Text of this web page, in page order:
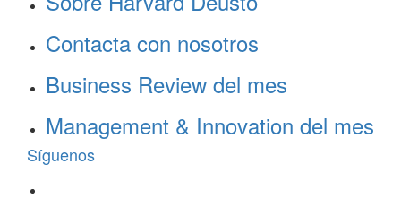
Contacta con nosotros
Business Review del mes
Management & Innovation del mes
Síguenos